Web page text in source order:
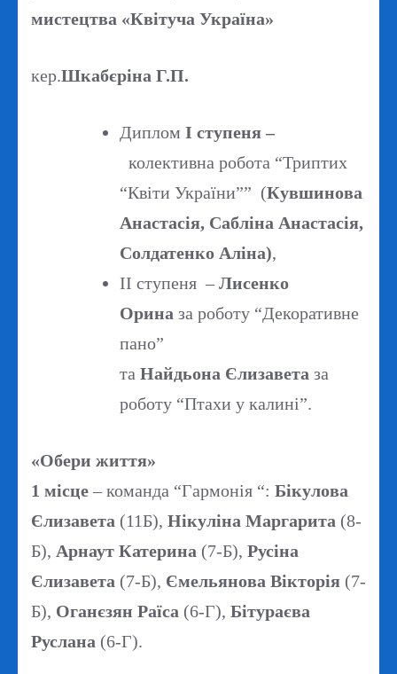
мистецтва «Квітуча Україна»
кер.Шкабєріна Г.П.
Диплом І ступеня –
колективна робота “Триптих
“Квіти України”” (Кувшинова
Анастасія, Сабліна Анастасія,
Солдатенко Аліна),
ІІ ступеня – Лисенко
Орина за роботу “Декоративне
пано”
та Найдьона Єлизавета за
роботу “Птахи у калині”.
«Обери життя»
1 місце – команда “Гармонія “: Бікулова
Єлизавета (11Б), Нікуліна Маргарита (8-
Б), Арнаут Катерина (7-Б), Русіна
Єлизавета (7-Б), Ємельянова Вікторія (7-
Б), Оганєзян Раїса (6-Г), Бітураєва
Руслана (6-Г).